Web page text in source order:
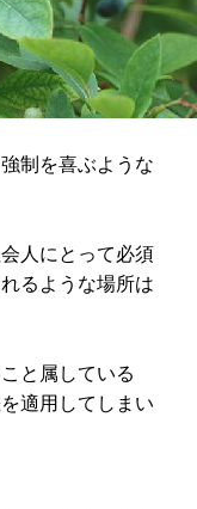
制を喜ぶような
人にとって必須
るような場所は
と属している
適用してしまい